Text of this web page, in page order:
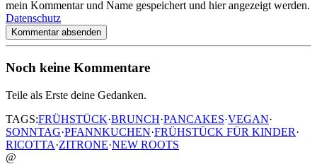
mein Kommentar und Name gespeichert und hier angezeigt werden.
Datenschutz
Kommentar absenden
Noch keine Kommentare
Teile als Erste deine Gedanken.
TAGS:FRÜHSTÜCK·BRUNCH·PANCAKES·VEGAN·
SONNTAG·PFANNKUCHEN·FRÜHSTÜCK FÜR KINDER·
RICOTTA·ZITRONE·NEW ROOTS
@